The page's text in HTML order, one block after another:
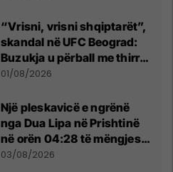
“Vrisni, vrisni shqiptarët”,
skandal në UFC Beograd:
Buzukja u përball me thirrje
anti-shqiptare nga
01/08/2026
Një pleskavicë e ngrënë
nga Dua Lipa në Prishtinë
në orën 04:28 të mëngjesit
- dhe bota digjitale serbe
03/08/2026